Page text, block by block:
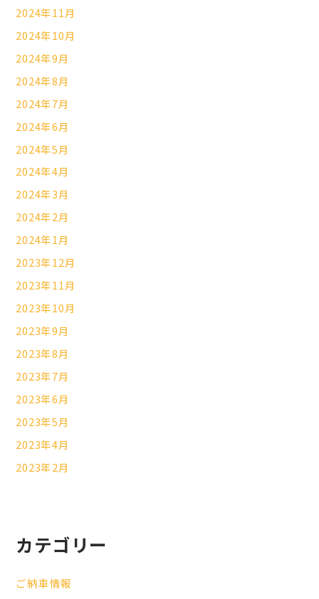
2024年11月
2024年10月
2024年9月
2024年8月
2024年7月
2024年6月
2024年5月
2024年4月
2024年3月
2024年2月
2024年1月
2023年12月
2023年11月
2023年10月
2023年9月
2023年8月
2023年7月
2023年6月
2023年5月
2023年4月
2023年2月
カテゴリー
ご納車情報